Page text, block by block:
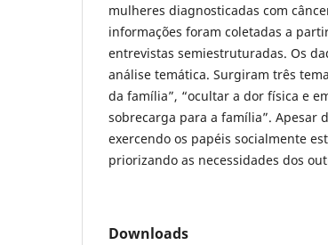
mulheres diagnosticadas com
informações foram coletadas a
entrevistas semiestruturadas. Os
análise temática. Surgiram três
da família”, “ocultar a dor física e
sobrecarga para a família”. Apesar
exercendo os papéis socialmente
priorizando as necessidades dos
Downloads